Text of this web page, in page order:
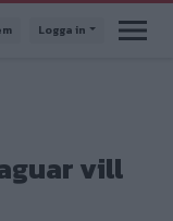
Logga in
vill